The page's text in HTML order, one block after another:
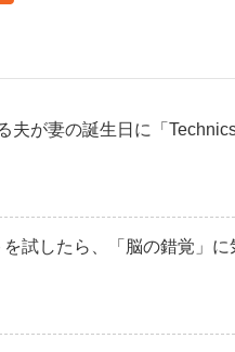
夫が妻の誕生日に「
試したら、「脳の錯覚」